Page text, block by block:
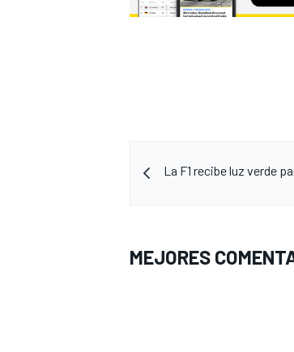
La F1 recibe luz verde
MEJORES